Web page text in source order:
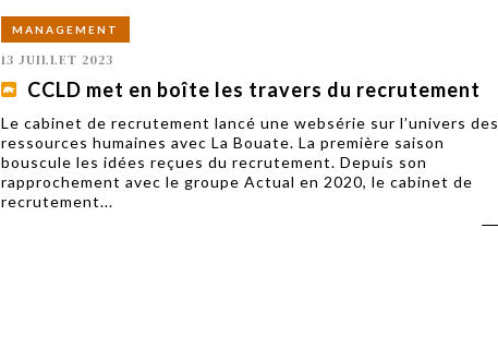
MANAGEMENT
13 JUILLET 2023
CCLD met en boîte les travers du recrutement
Le cabinet de recrutement lancé une websérie sur l’univers des
ressources humaines avec La Bouate. La première saison
bouscule les idées reçues du recrutement. Depuis son
rapprochement avec le groupe Actual en 2020, le cabinet de
recrutement...